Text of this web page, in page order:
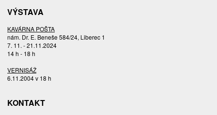
VÝSTAVA
KAVÁRNA POŠTA
nám. Dr. E. Beneše 584/24, Liberec 1
7. 11. - 21.11.2024
14 h - 18 h
VERNISÁŽ
6.11.2004 v 18 h
KONTAKT